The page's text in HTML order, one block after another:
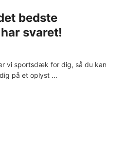
bedste
svaret!
vi sportsdæk for dig, så du kan
på et oplyst